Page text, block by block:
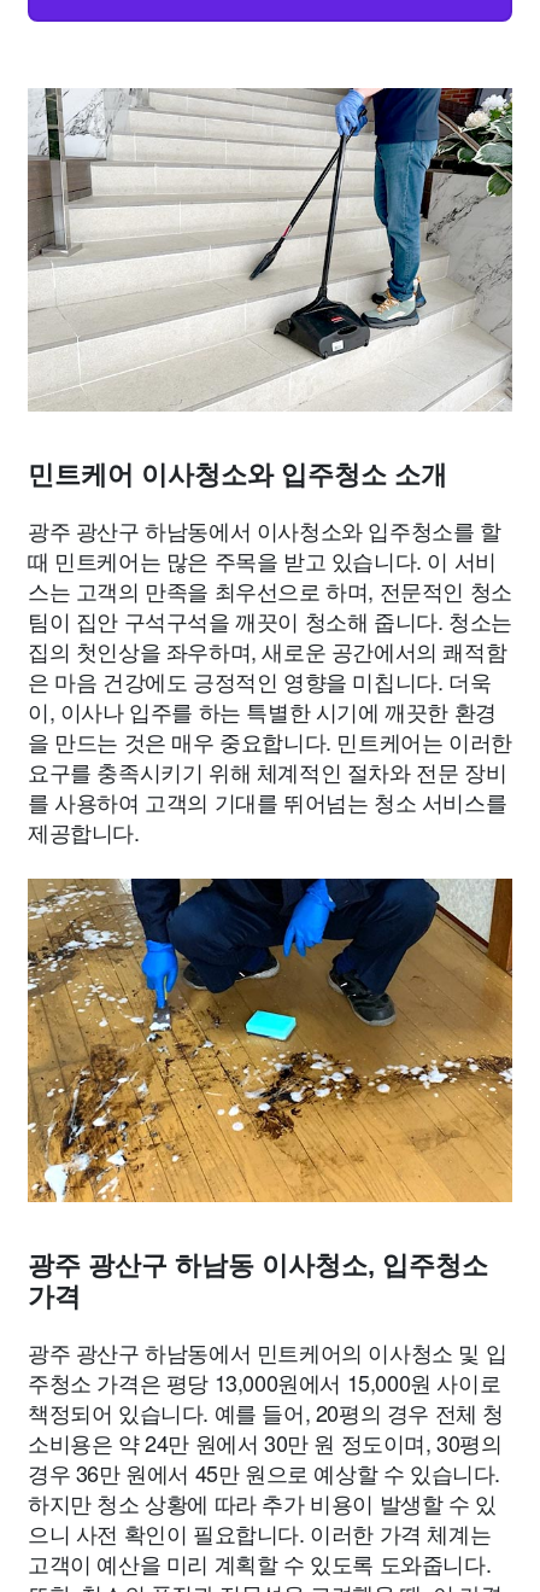
민트케어 이사청소와 입주청소 소개
광주 광산구 하남동에서 이사청소와 입주청소를 할
때 민트케어는 많은 주목을 받고 있습니다. 이 서비
스는 고객의 만족을 최우선으로 하며, 전문적인 청소
팀이 집안 구석구석을 깨끗이 청소해 줍니다. 청소는
집의 첫인상을 좌우하며, 새로운 공간에서의 쾌적함
은 마음 건강에도 긍정적인 영향을 미칩니다. 더욱
이, 이사나 입주를 하는 특별한 시기에 깨끗한 환경
을 만드는 것은 매우 중요합니다. 민트케어는 이러한
요구를 충족시키기 위해 체계적인 절차와 전문 장비
를 사용하여 고객의 기대를 뛰어넘는 청소 서비스를
제공합니다.
광주 광산구 하남동 이사청소, 입주청소
가격
광주 광산구 하남동에서 민트케어의 이사청소 및 입
주청소 가격은 평당 13,000원에서 15,000원 사이로
책정되어 있습니다. 예를 들어, 20평의 경우 전체 청
소비용은 약 24만 원에서 30만 원 정도이며, 30평의
경우 36만 원에서 45만 원으로 예상할 수 있습니다.
하지만 청소 상황에 따라 추가 비용이 발생할 수 있
으니 사전 확인이 필요합니다. 이러한 가격 체계는
고객이 예산을 미리 계획할 수 있도록 도와줍니다.